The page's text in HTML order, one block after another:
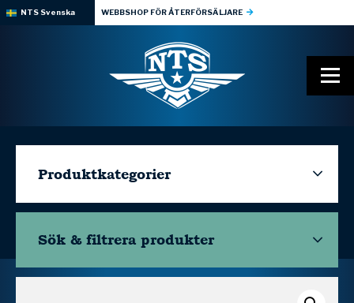
NTS Svenska WEBBSHOP FÖR ÅTERFÖRSÄLJARE
Produktkategorier
Sök & filtrera produkter